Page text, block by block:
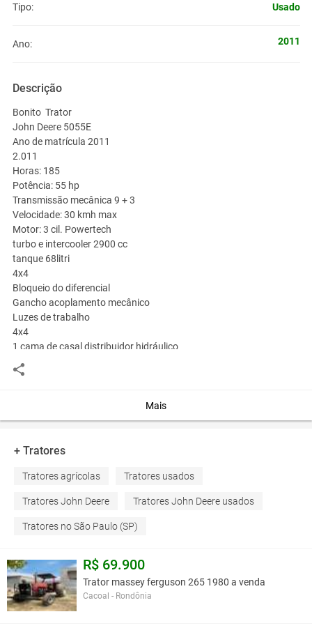
Tipo: Usado
Ano: 2011
Descrição
Bonito Trator
John Deere 5055E
Ano de matrícula 2011
2.011
Horas: 185
Potência: 55 hp
Transmissão mecânica 9 + 3
Velocidade: 30 kmh max
Motor: 3 cil. Powertech
turbo e intercooler 2900 cc
tanque 68litri
4x4
Bloqueio do diferencial
Gancho acoplamento mecânico
Luzes de trabalho
4x4
1 cama de casal distribuidor hidráulico
assento ajustável
TDF: 540 / 540E
A 100 horas, foi feita a mudança de óleo e filtro.
primeiro proprietário
Você assume toda a responsabilidade pela cotação deste item. Você acha que
este anúncio é contra a política de Agroads?
Informar aqui
Mais
+ Tratores
Tratores agrícolas Tratores usados
Tratores John Deere Tratores John Deere usados
Tratores no São Paulo (SP)
R$ 69.900
Trator massey ferguson 265 1980 a venda
Cacoal - Rondônia